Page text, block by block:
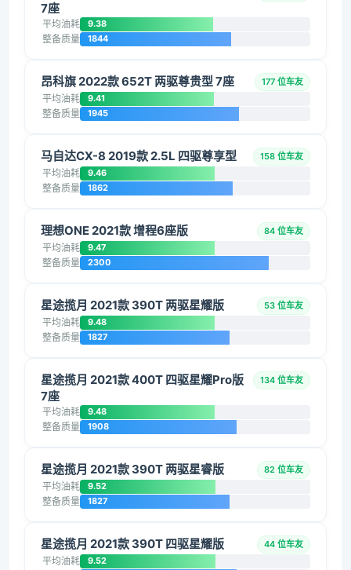
7座
平均油耗 9.38
整备质量 1844
昂科旗 2022款 652T 两驱尊贵型 7座 177 位车友
平均油耗 9.41
整备质量 1945
马自达CX-8 2019款 2.5L 四驱尊享型 158 位车友
平均油耗 9.46
整备质量 1862
理想ONE 2021款 增程6座版 84 位车友
平均油耗 9.47
整备质量 2300
星途揽月 2021款 390T 两驱星耀版 53 位车友
平均油耗 9.48
整备质量 1827
星途揽月 2021款 400T 四驱星耀Pro版
7座
134 位车友
平均油耗 9.48
整备质量 1908
星途揽月 2021款 390T 两驱星睿版 82 位车友
平均油耗 9.52
整备质量 1827
星途揽月 2021款 390T 四驱星耀版 44 位车友
平均油耗 9.52